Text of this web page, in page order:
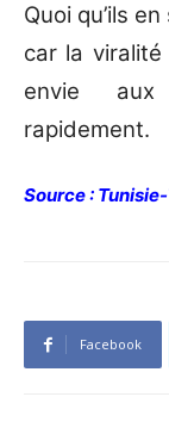
Quoi qu’ils
car la viralité
envie aux
rapidement.
Source :
Facebook